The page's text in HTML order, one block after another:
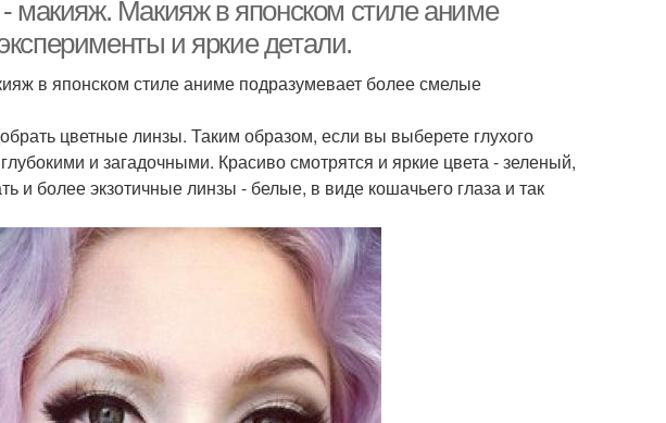
макияж
Макияж в японском стиле аниме
и яркие детали.
в японском стиле аниме подразумевает более смелые
цветные линзы. Таким образом, если вы выберете глухого
и загадочными. Красиво смотрятся и яркие цвета - зеленый,
и более экзотичные линзы - белые, в виде кошачьего глаза и так